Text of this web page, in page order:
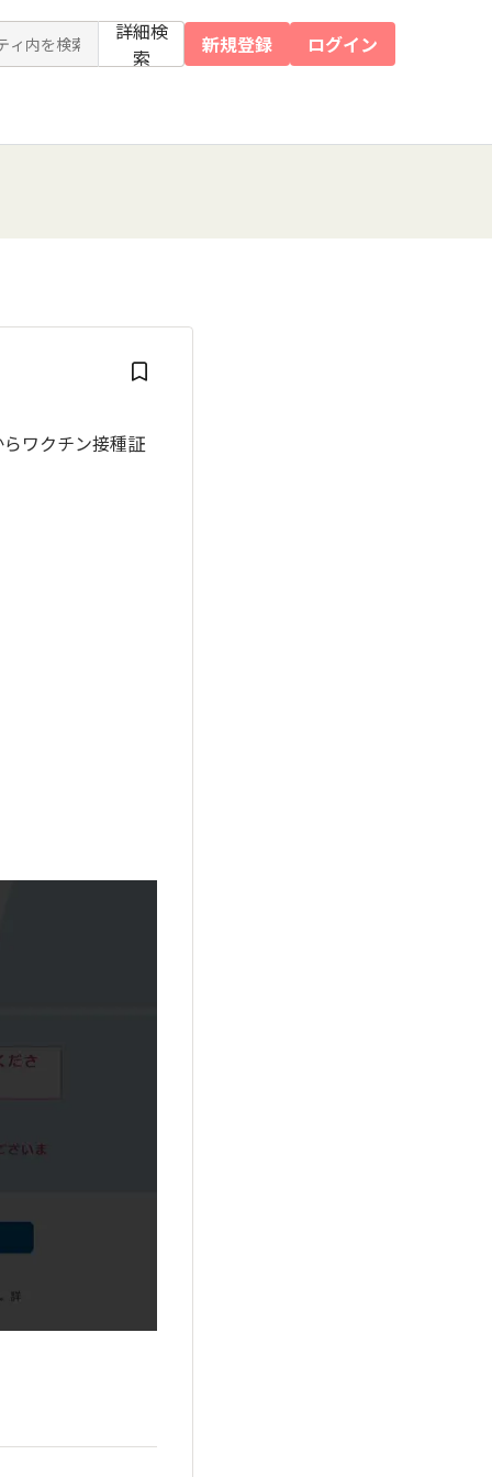
詳細検
索
新規登録 ログイン
ワクチン接種証